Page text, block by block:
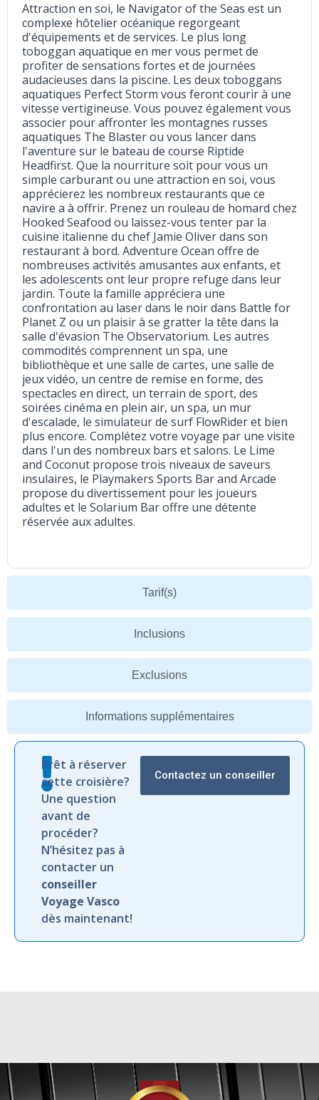
Tarif(s)
Inclusions
Exclusions
Informations supplémentaires
Attraction en soi, le Navigator of the Seas est un
complexe hôtelier océanique regorgeant
d'équipements et de services. Le plus long
toboggan aquatique en mer vous permet de
profiter de sensations fortes et de journées
audacieuses dans la piscine. Les deux toboggans
aquatiques Perfect Storm vous feront courir à une
vitesse vertigineuse. Vous pouvez également vous
associer pour affronter les montagnes russes
aquatiques The Blaster ou vous lancer dans
l'aventure sur le bateau de course Riptide
Headfirst. Que la nourriture soit pour vous un
simple carburant ou une attraction en soi, vous
apprécierez les nombreux restaurants que ce
navire a à offrir. Prenez un rouleau de homard chez
Hooked Seafood ou laissez-vous tenter par la
cuisine italienne du chef Jamie Oliver dans son
restaurant à bord. Adventure Ocean offre de
nombreuses activités amusantes aux enfants, et
les adolescents ont leur propre refuge dans leur
jardin. Toute la famille appréciera une
confrontation au laser dans le noir dans Battle for
Planet Z ou un plaisir à se gratter la tête dans la
salle d'évasion The Observatorium. Les autres
commodités comprennent un spa, une
bibliothèque et une salle de cartes, une salle de
jeux vidéo, un centre de remise en forme, des
spectacles en direct, un terrain de sport, des
soirées cinéma en plein air, un spa, un mur
d'escalade, le simulateur de surf FlowRider et bien
plus encore. Complétez votre voyage par une visite
dans l'un des nombreux bars et salons. Le Lime
and Coconut propose trois niveaux de saveurs
insulaires, le Playmakers Sports Bar and Arcade
propose du divertissement pour les joueurs
adultes et le Solarium Bar offre une détente
réservée aux adultes.
Prêt à réserver
cette croisière?
Une question
avant de
procéder?
N’hésitez pas à
contacter un
conseiller
Voyage Vasco
dès maintenant!
Contactez un conseiller